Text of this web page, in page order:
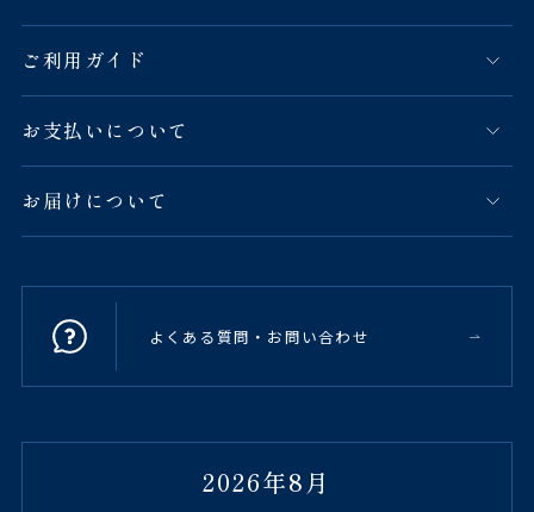
ご利用ガイド
お支払いについて
お届けについて
よくある質問・お問い合わせ
2026年8月